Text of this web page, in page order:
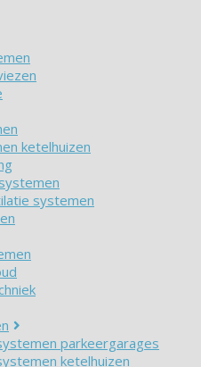
ketelhuizen
systemen
parkeergarages
ketelhuizen